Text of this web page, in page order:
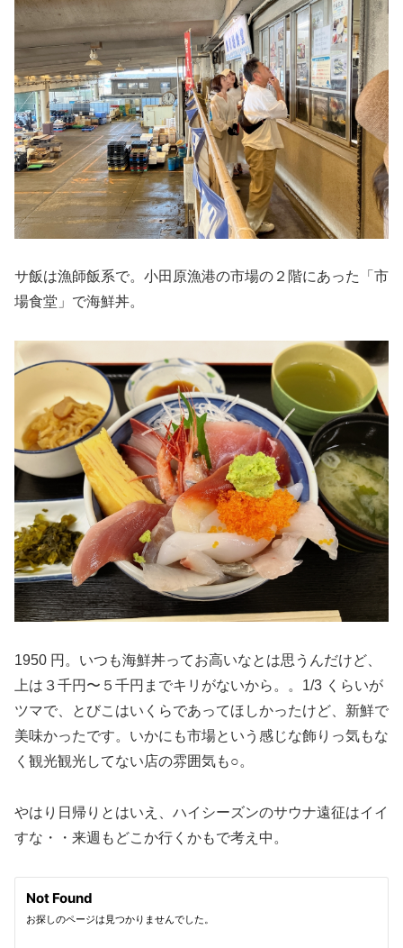
サ飯は漁師飯系で。小田原漁港の市場の２階にあった「市
場食堂」で海鮮丼。
1950 円。いつも海鮮丼ってお高いなとは思うんだけど、
上は３千円〜５千円までキリがないから。。1/3 くらいが
ツマで、とびこはいくらであってほしかったけど、新鮮で
美味かったです。いかにも市場という感じな飾りっ気もな
く観光観光してない店の雰囲気も○。
やはり日帰りとはいえ、ハイシーズンのサウナ遠征はイイ
すな・・来週もどこか行くかもで考え中。